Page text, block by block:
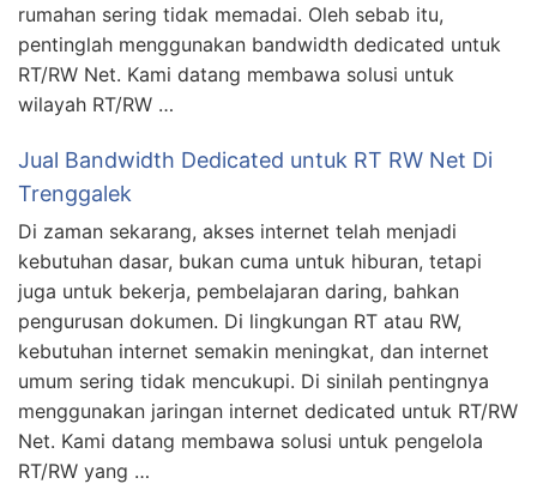
rumahan sering tidak memadai. Oleh sebab itu,
pentinglah menggunakan bandwidth dedicated untuk
RT/RW Net. Kami datang membawa solusi untuk
wilayah RT/RW …
Jual Bandwidth Dedicated untuk RT RW Net Di
Trenggalek
Di zaman sekarang, akses internet telah menjadi
kebutuhan dasar, bukan cuma untuk hiburan, tetapi
juga untuk bekerja, pembelajaran daring, bahkan
pengurusan dokumen. Di lingkungan RT atau RW,
kebutuhan internet semakin meningkat, dan internet
umum sering tidak mencukupi. Di sinilah pentingnya
menggunakan jaringan internet dedicated untuk RT/RW
Net. Kami datang membawa solusi untuk pengelola
RT/RW yang …